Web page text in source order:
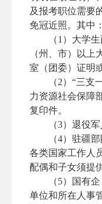
及报考职位需要
免冠近照。其中：
（1）大学
（州、市）以上
室（团委）证明
（2）“三支
力资源社会保障
复印件。
（3）退役
（4）驻疆
各类国家工作人
配偶和子女须提
（5）国有
单位和所在人事